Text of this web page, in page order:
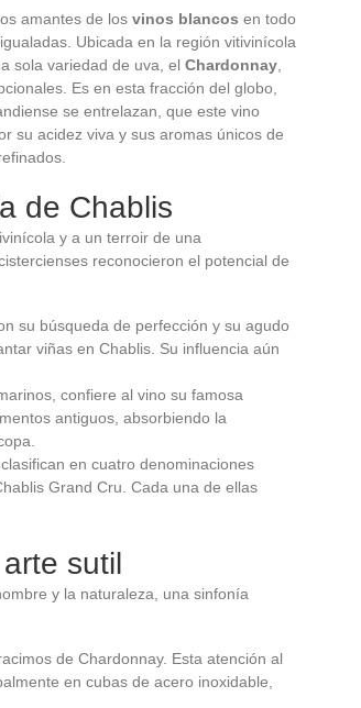
amantes de los vinos blancos en todo
Ubicada en la región vitivinícola
sola variedad de uva, el Chardonnay
Es en esta fracción del globo,
se entrelazan, que este vino
su acidez viva y sus aromas únicos de
de Chablis
y a un terroir de una
reconocieron el potencial de
su búsqueda de perfección y su agudo
viñas en Chablis. Su influencia aún
confiere al vino su famosa
antiguos, absorbiendo la
en cuatro denominaciones
Grand Cru. Cada una de ellas
sutil
y la naturaleza, una sinfonía
de Chardonnay. Esta atención al
en cubas de acero inoxidable,